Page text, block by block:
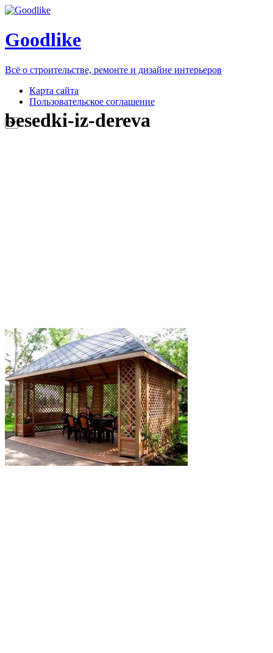
Goodlike
Всё о строительстве, ремонте и дизайне интерьеров
Карта сайта
Пользовательское соглашение
besedki-iz-dereva